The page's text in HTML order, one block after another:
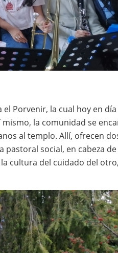
el Porvenir, la cual hoy en
la comunidad se
al templo. Allí, ofrecen
social, en cabeza de
cultura del cuidado del